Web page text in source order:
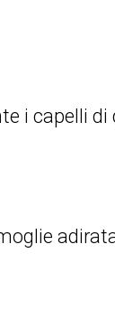
i capelli di